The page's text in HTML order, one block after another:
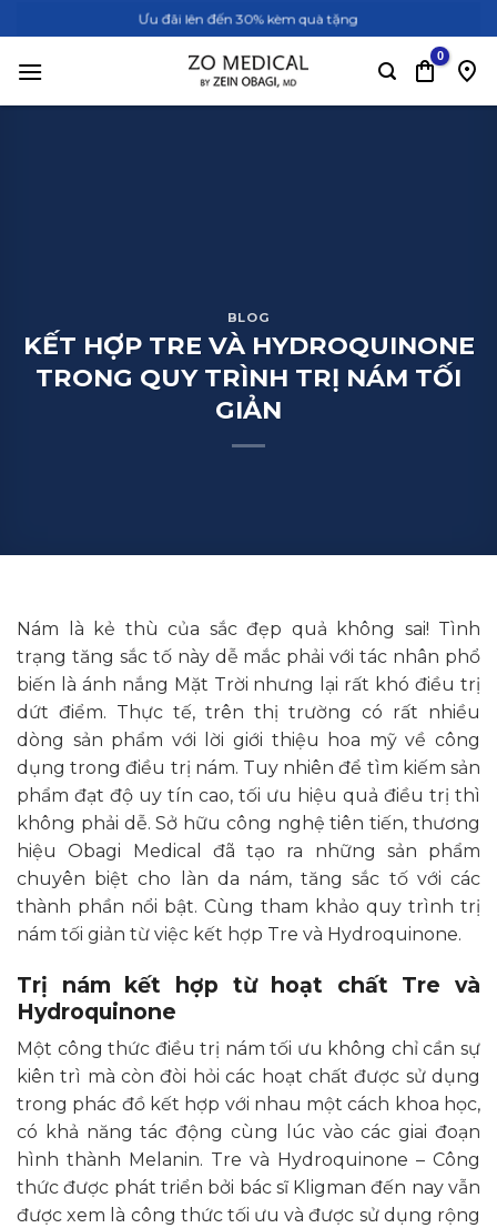
qua
nội
Ưu đãi lên đến 30% kèm quà tặng
BLOG
KẾT HỢP TRE VÀ HYDROQUINONE
TRONG QUY TRÌNH TRỊ NÁM TỐI
GIẢN
Nám là kẻ thù của sắc đẹp quả không sai! Tình
trạng tăng sắc tố này dễ mắc phải với tác nhân phổ
biến là ánh nắng Mặt Trời nhưng lại rất khó điều trị
dứt điểm. Thực tế, trên thị trường có rất nhiều
dòng sản phẩm với lời giới thiệu hoa mỹ về công
dụng trong điều trị nám. Tuy nhiên để tìm kiếm sản
phẩm đạt độ uy tín cao, tối ưu hiệu quả điều trị thì
không phải dễ. Sở hữu công nghệ tiên tiến, thương
hiệu Obagi Medical đã tạo ra những sản phẩm
chuyên biệt cho làn da nám, tăng sắc tố với các
thành phần nổi bật. Cùng tham khảo quy trình trị
nám tối giản từ việc kết hợp Tre và Hydroquinone.
Trị nám kết hợp từ hoạt chất Tre và
Hydroquinone
Một công thức điều trị nám tối ưu không chỉ cần sự
kiên trì mà còn đòi hỏi các hoạt chất được sử dụng
trong phác đồ kết hợp với nhau một cách khoa học,
có khả năng tác động cùng lúc vào các giai đoạn
hình thành Melanin. Tre và Hydroquinone – Công
thức được phát triển bởi bác sĩ Kligman đến nay vẫn
được xem là công thức tối ưu và được sử dụng rộng